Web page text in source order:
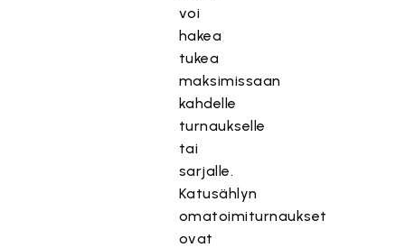
voi
hakea
tukea
maksimissaan
kahdelle
turnaukselle
tai
sarjalle.
Katusählyn
omatoimiturnaukset
ovat